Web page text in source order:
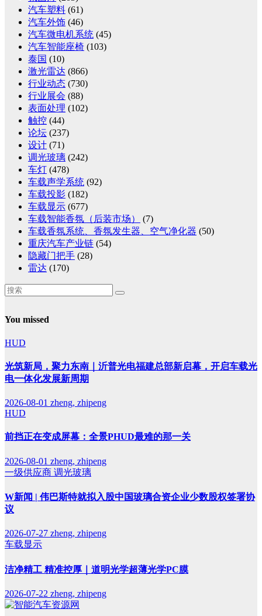
汽车塑料 (61)
汽车外饰 (46)
汽车微电机系统 (45)
汽车智能座椅 (103)
泰国 (10)
激光雷达 (866)
行业动态 (730)
行业展会 (88)
表面处理 (102)
触控 (44)
论坛 (237)
设计 (71)
调光玻璃 (242)
车灯 (478)
车载声学系统 (92)
车载投影 (182)
车载显示 (677)
车载智能香氛（后装市场）
(7)
车载香氛系统、香氛发生器、空气净化器 (50)
重庆汽车产业链 (54)
隐藏门把手 (28)
雷达 (170)
You missed
HUD
光筑新局，聚力东南｜沂普光电福建总部新启幕，开启车载光
电一体化发展新周期
2026-08-01 zheng, zhipeng
HUD
前挡正在变成屏幕：全景PHUD最难的那一关
2026-08-01 zheng, zhipeng
一级供应商 调光玻璃
W新闻 | 伟巴斯特就拟入股中国玻璃合资企业少数股权签署协
议
2026-07-27 zheng, zhipeng
车载显示
洁净精工 精准控厚｜道明光学超薄光学PC膜
2026-07-22 zheng, zhipeng